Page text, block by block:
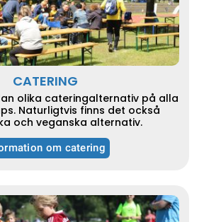
CATERING
olika cateringalternativ på alla
Naturligtvis finns det också
och veganska alternativ.
om catering